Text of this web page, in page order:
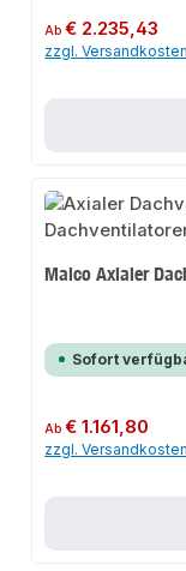
Regulärer Preis:
Ab€ 2.235,43
zzgl.
Maico Axialer
Sofort
Regulärer Preis:
Ab€ 1.161,80
zzgl.